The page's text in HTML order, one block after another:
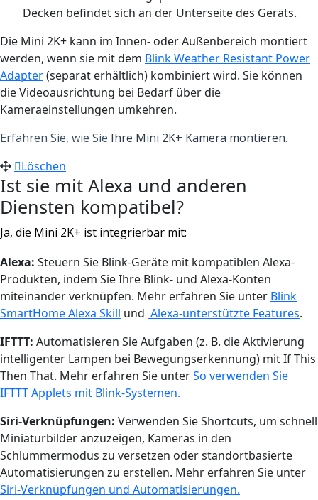
Decken befindet sich an der Unterseite des Geräts.
Die Mini 2K+ kann im Innen- oder Außenbereich montiert
werden, wenn sie mit dem Blink Weather Resistant Power
Adapter(separat erhältlich) kombiniert wird. Sie können
die Videoausrichtung bei Bedarf über die
Kameraeinstellungen umkehren.
Erfahren Sie, wie Sie Ihre Mini 2K+ Kamera montieren.
Löschen
Ist sie mit Alexa und anderen
Diensten kompatibel?
Ja, die Mini 2K+ ist integrierbar mit:
Alexa: Steuern Sie Blink-Geräte mit kompatiblen Alexa-
Produkten, indem Sie Ihre Blink- und Alexa-Konten
miteinander verknüpfen. Mehr erfahren Sie unter Blink
SmartHome Alexa Skill und Alexa-unterstützte Features.
IFTTT: Automatisieren Sie Aufgaben (z. B. die Aktivierung
intelligenter Lampen bei Bewegungserkennung) mit If This
Then That. Mehr erfahren Sie unterSo verwenden Sie
IFTTT Applets mit Blink-Systemen.
Siri-Verknüpfungen: Verwenden Sie Shortcuts, um schnell
Miniaturbilder anzuzeigen, Kameras in den
Schlummermodus zu versetzen oder standortbasierte
Automatisierungen zu erstellen. Mehr erfahren Sie unter
Siri-Verknüpfungen und Automatisierungen.